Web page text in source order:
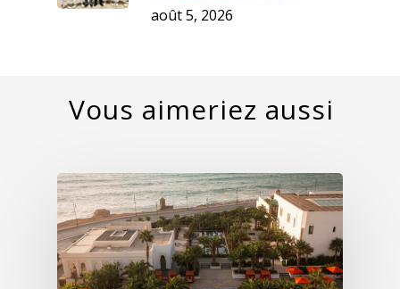
août 5, 2026